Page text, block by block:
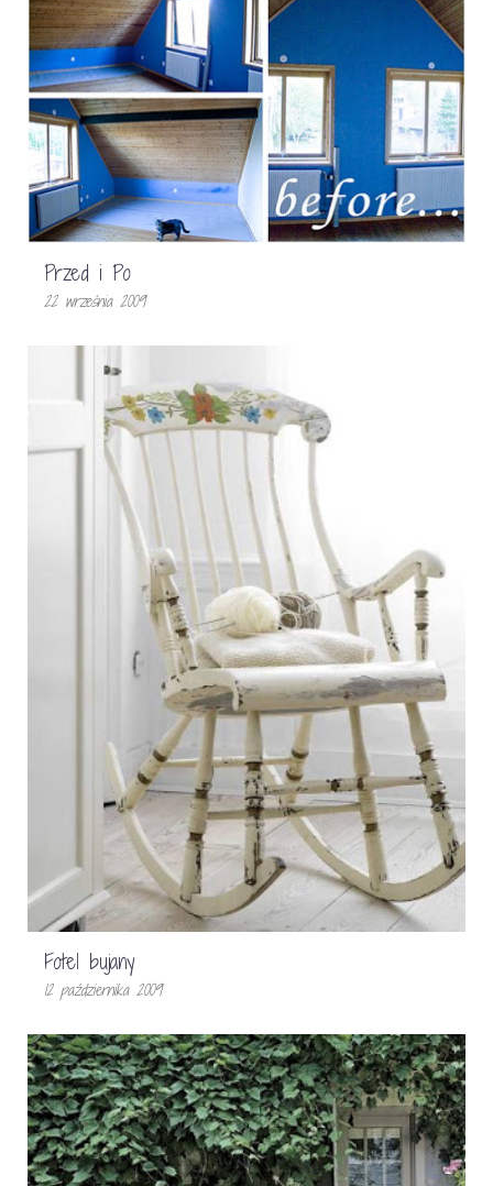
Przed i Po
22 września 2009
Fotel bujany
12 października 2009